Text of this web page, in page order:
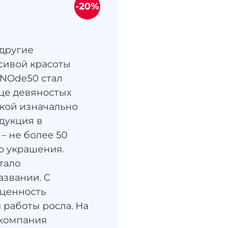
красоты
стал
девяностых
изначально
в
не более 50
украшения.
С
работы росла. На
-20%